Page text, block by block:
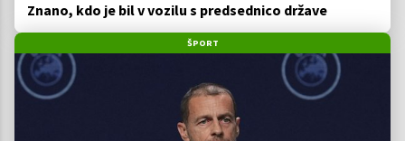
Znano, kdo je bil v vozilu s predsednico države
ŠPORT